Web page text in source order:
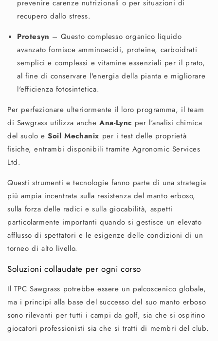
prevenire carenze nutrizionali o per situazioni di
recupero dallo stress.
Protesyn – Questo complesso organico liquido
avanzato fornisce amminoacidi, proteine, carboidrati
semplici e complessi e vitamine essenziali per il prato,
al fine di conservare l'energia della pianta e migliorare
l'efficienza fotosintetica.
Per perfezionare ulteriormente il loro programma, il team
di Sawgrass utilizza ancheAna-Lync per l'analisi chimica
del suolo eSoil Mechanix per i test delle proprietà
fisiche, entrambi disponibili tramite Agronomic Services
Ltd.
Questi strumenti e tecnologie fanno parte di una strategia
più ampia incentrata sulla resistenza del manto erboso,
sulla forza delle radici e sulla giocabilità, aspetti
particolarmente importanti quando si gestisce un elevato
afflusso di spettatori e le esigenze delle condizioni di un
torneo di alto livello.
Soluzioni collaudate per ogni corso
Il TPC Sawgrass potrebbe essere un palcoscenico globale,
ma i principi alla base del successo del suo manto erboso
sono rilevanti per tutti i campi da golf, sia che si ospitino
giocatori professionisti sia che si tratti di membri del club.